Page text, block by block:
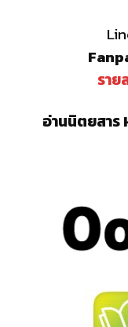
ราย
อ่านนิตยสาร